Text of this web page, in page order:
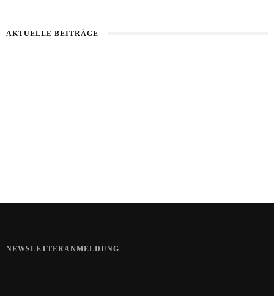
AKTUELLE BEITRÄGE
NEWSLETTERANMELDUNG